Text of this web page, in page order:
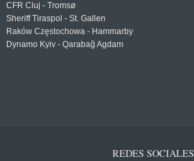
CFR Cluj - Tromsø
Sheriff Tiraspol - St. Gallen
Raków Częstochowa - Hammarby
Dynamo Kyiv - Qarabağ Agdam
REDES SOCIALES